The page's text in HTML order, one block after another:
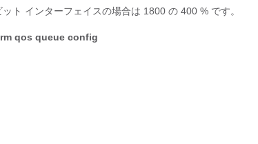
ト インターフェイスの場合は 1800 の 400 % です。
qos queue config